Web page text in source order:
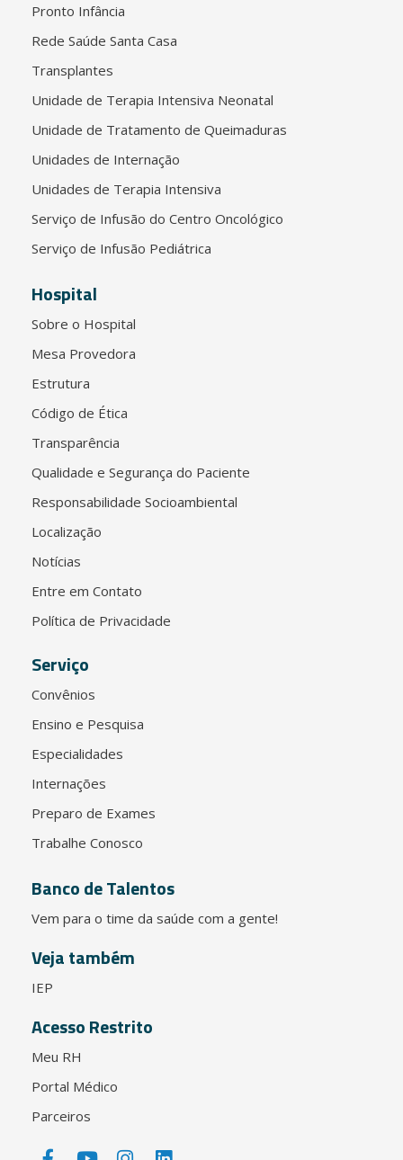
Pronto Infância
Rede Saúde Santa Casa
Transplantes
Unidade de Terapia Intensiva Neonatal
Unidade de Tratamento de Queimaduras
Unidades de Internação
Unidades de Terapia Intensiva
Serviço de Infusão do Centro Oncológico
Serviço de Infusão Pediátrica
Hospital
Sobre o Hospital
Mesa Provedora
Estrutura
Código de Ética
Transparência
Qualidade e Segurança do Paciente
Responsabilidade Socioambiental
Localização
Notícias
Entre em Contato
Política de Privacidade
Serviço
Convênios
Ensino e Pesquisa
Especialidades
Internações
Preparo de Exames
Trabalhe Conosco
Banco de Talentos
Vem para o time da saúde com a gente!
Veja também
IEP
Acesso Restrito
Meu RH
Portal Médico
Parceiros